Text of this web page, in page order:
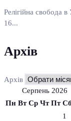
Релігійна свобода
16...
Архів
Архів
Серпень 2026
Пн Вт Ср Чт Пт Сб
1